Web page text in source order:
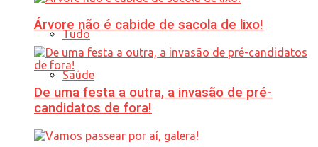
Tudo
Saúde
Árvore não é cabide de sacola de lixo!
De uma festa a outra, a invasão de pré-
candidatos de fora!